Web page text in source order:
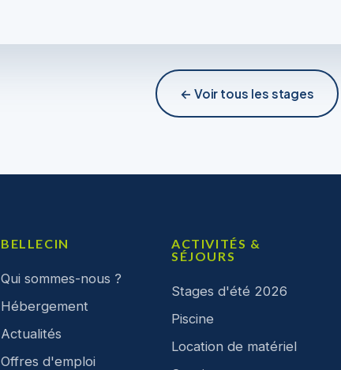
← Voir tous les stages
BELLECIN
Qui sommes-nous ?
Hébergement
Actualités
Offres d'emploi
ACTIVITÉS &
SÉJOURS
Stages d'été 2026
Piscine
Location de matériel